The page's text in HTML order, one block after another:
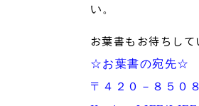
い。
お葉書もお待ちして
☆お葉書の宛先☆
〒４２０－８５０